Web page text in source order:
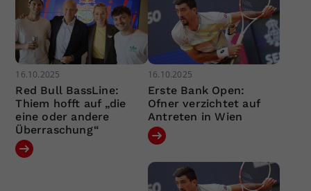
16.10.2025
Red Bull BassLine:
Thiem hofft auf „die
eine oder andere
Überraschung“
16.10.2025
Erste Bank Open:
Ofner verzichtet auf
Antreten in Wien